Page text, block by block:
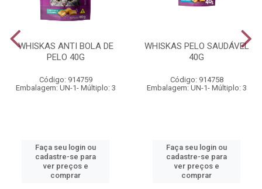
WHISKAS ANTI BOLA DE
PELO 40G
Código: 914759
Embalagem: UN-1- Múltiplo: 3
Faça seu login ou
cadastre-se para
ver preços e
comprar
WHISKAS PELO SAUDÁVEL
40G
Código: 914758
Embalagem: UN-1- Múltiplo: 3
Faça seu login ou
cadastre-se para
ver preços e
comprar